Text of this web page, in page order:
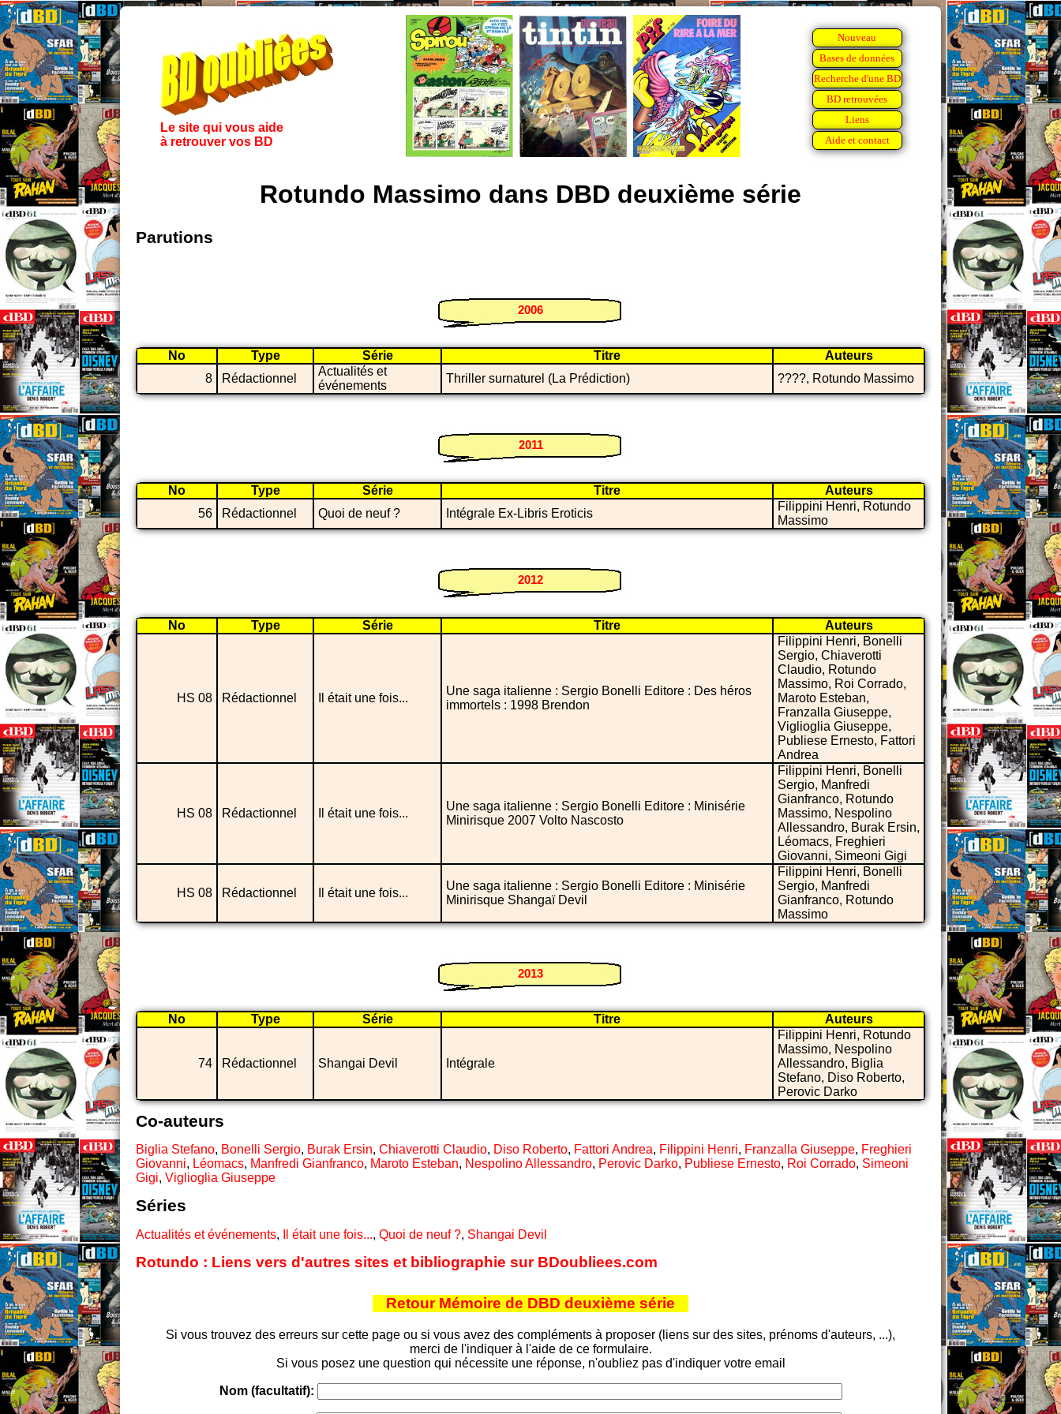
Le site qui vous aide
à retrouver vos BD
Nouveau
Bases de données
Recherche d'une BD
BD retrouvées
Liens
Aide et contact
Rotundo Massimo dans DBD deuxième série
Parutions
2006
No Type Série Titre
Auteurs
8
Rédactionnel
Actualités et
événements
Thriller surnaturel (La Prédiction) ????, Rotundo Massimo
2011
No Type Série Titre
Auteurs
56
Rédactionnel Quoi de neuf ? Intégrale Ex-Libris Eroticis
Filippini Henri, Rotundo
Massimo
2012
No Type Série Titre Auteurs
HS 08 Rédactionnel Il était une fois...
Une saga italienne : Sergio Bonelli Editore : Des héros
immortels : 1998 Brendon
Filippini Henri, Bonelli
Sergio, Chiaverotti
Claudio, Rotundo
Massimo, Roi Corrado,
Maroto Esteban,
Franzalla Giuseppe,
Viglioglia Giuseppe,
Publiese Ernesto, Fattori
Andrea
HS 08 Rédactionnel Il était une fois...
Une saga italienne : Sergio Bonelli Editore : Minisérie
Minirisque 2007 Volto Nascosto
Filippini Henri, Bonelli
Sergio, Manfredi
Gianfranco, Rotundo
Massimo, Nespolino
Allessandro, Burak Ersin,
Léomacs, Freghieri
Giovanni, Simeoni Gigi
HS 08 Rédactionnel Il était une fois...
Une saga italienne : Sergio Bonelli Editore : Minisérie
Minirisque Shangaï Devil
Filippini Henri, Bonelli
Sergio, Manfredi
Gianfranco, Rotundo
Massimo
2013
No Type Série Titre Auteurs
74 Rédactionnel Shangai Devil Intégrale
Filippini Henri, Rotundo
Massimo, Nespolino
Allessandro, Biglia
Stefano, Diso Roberto,
Perovic Darko
Co-auteurs
Biglia Stefano, Bonelli Sergio, Burak Ersin, Chiaverotti Claudio, Diso Roberto, Fattori Andrea, Filippini Henri, Franzalla Giuseppe, Freghieri
Giovanni, Léomacs, Manfredi Gianfranco, Maroto Esteban, Nespolino Allessandro, Perovic Darko, Publiese Ernesto, Roi Corrado, Simeoni
Gigi, Viglioglia Giuseppe
Séries
Actualités et événements, Il était une fois..., Quoi de neuf ?, Shangai Devil
Rotundo : Liens vers d'autres sites et bibliographie sur BDoubliees.com
Retour Mémoire de DBD deuxième série
Si vous trouvez des erreurs sur cette page ou si vous avez des compléments à proposer (liens sur des sites, prénoms d'auteurs, ...),
merci de l'indiquer à l'aide de ce formulaire.
Si vous posez une question qui nécessite une réponse, n'oubliez pas d'indiquer votre email
Nom (facultatif):